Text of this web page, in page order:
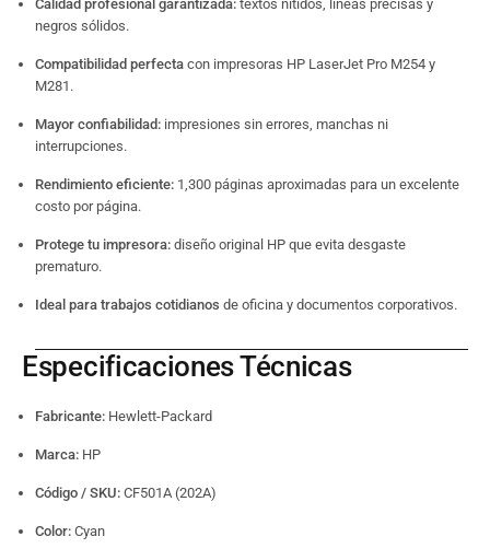
Calidad profesional garantizada: textos nítidos, líneas precisas y
negros sólidos.
Compatibilidad perfecta con impresoras HP LaserJet Pro M254 y
M281.
Mayor confiabilidad: impresiones sin errores, manchas ni
interrupciones.
Rendimiento eficiente: 1,300 páginas aproximadas para un excelente
costo por página.
Protege tu impresora: diseño original HP que evita desgaste
prematuro.
Ideal para trabajos cotidianos de oficina y documentos corporativos.
Especificaciones Técnicas
Fabricante: Hewlett-Packard
Marca: HP
Código / SKU: CF501A (202A)
Color: Cyan